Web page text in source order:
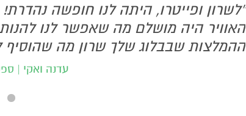
"לשרון ופייטרו, היתה לנו חופשה
האוויר היה מושלם מה שאפשר לנו
ההמלצות שבבלוג שלך שרון מה שהוסיף
עדנה ואקי |